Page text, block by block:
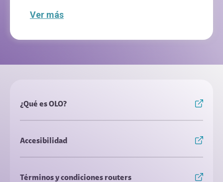
Ver más
¿Qué es OLO?
Accesibilidad
Términos y condiciones routers